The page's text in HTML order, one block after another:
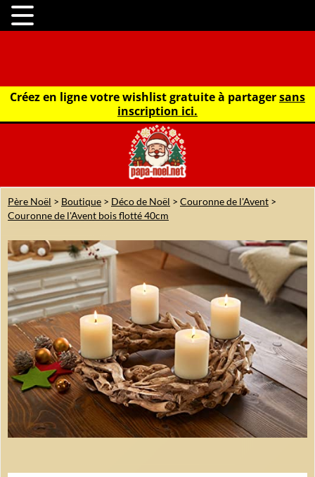
Créez en ligne votre wishlist gratuite à partagersans
inscription ici.
Père Noël > Boutique > Déco de Noël > Couronne de l'Avent >
Couronne de l'Avent bois flotté 40cm